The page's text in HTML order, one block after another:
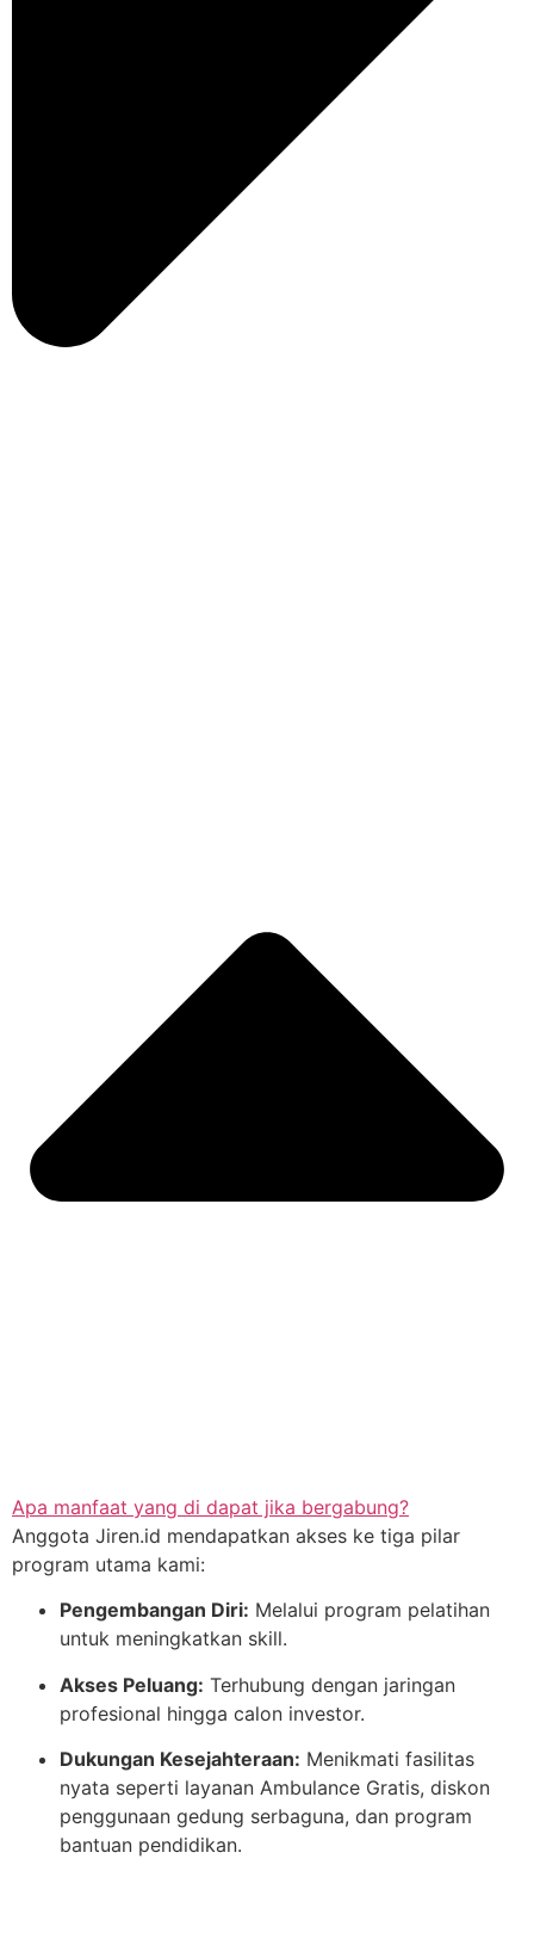
Apa manfaat yang di dapat jika bergabung?
Anggota Jiren.id mendapatkan akses ke tiga pilar
program utama kami:
Pengembangan Diri: Melalui program pelatihan
untuk meningkatkan skill.
Akses Peluang: Terhubung dengan jaringan
profesional hingga calon investor.
Dukungan Kesejahteraan: Menikmati fasilitas
nyata seperti layanan Ambulance Gratis, diskon
penggunaan gedung serbaguna, dan program
bantuan pendidikan.